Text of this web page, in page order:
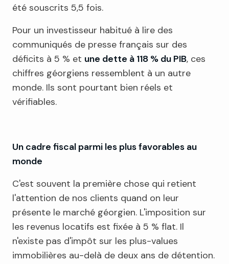
été souscrits 5,5 fois.
Pour un investisseur habitué à lire des
communiqués de presse français sur des
déficits à 5 % et une dette à 118 % du PIB, ces
chiffres géorgiens ressemblent à un autre
monde. Ils sont pourtant bien réels et
vérifiables.
Un cadre fiscal parmi les plus favorables au
monde
C'est souvent la première chose qui retient
l'attention de nos clients quand on leur
présente le marché géorgien. L'imposition sur
les revenus locatifs est fixée à 5 % flat. Il
n'existe pas d'impôt sur les plus-values
immobilières au-delà de deux ans de détention.